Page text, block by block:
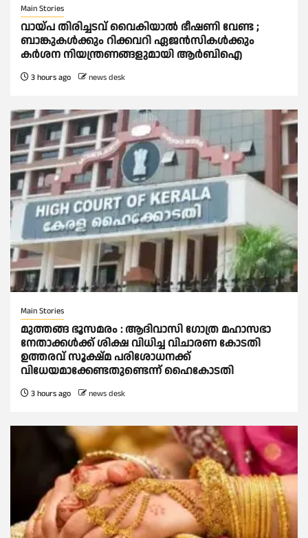
Main Stories
വായ്പ തിരിച്ചടവ് വൈകിയാല്‍ ഭീഷണി വേണ്ട ;
ബാങ്കുകള്‍ക്കും റിക്കവറി ഏജൻസികള്‍ക്കും
കര്‍ശന നിയന്ത്രണങ്ങളുമായി ആര്‍ബിഐ
3 hours ago news desk
Main Stories
മുത്തങ്ങ ഭൂസമരം : ആദിവാസി ഗോത്ര മഹാസഭാ
നേതാക്കള്‍ക്ക് ശിക്ഷ വിധിച്ച വിചാരണ കോടതി
ഉത്തരവ് സൂക്ഷ്മ പരിശോധനക്ക്
വിധേയമാക്കേണ്ടതുണ്ടെന്ന് ഹൈകോടതി
3 hours ago news desk